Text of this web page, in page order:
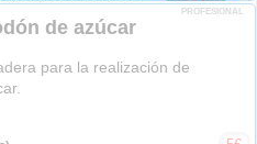
PROFESIONAL
de azúcar
para la realización de